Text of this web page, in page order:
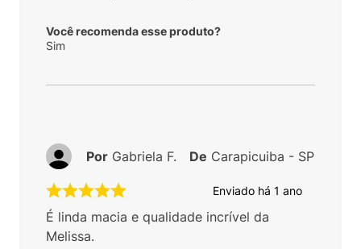
Você recomenda esse produto?
Sim
Enviado há 1 ano
É linda macia e qualidade incrível da
Melissa.
Por Gabriela F. De Carapicuiba - SP